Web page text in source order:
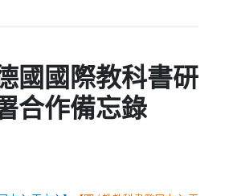
國國際教科書研
合作備忘錄